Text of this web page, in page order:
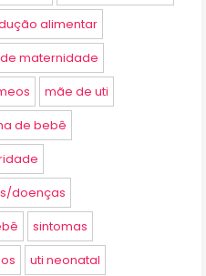
alimentar
maternidade
mãe de uti
de bebê
doenças
sintomas
uti neonatal